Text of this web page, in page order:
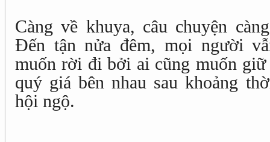
Càng về khuya, câu chuyện
Đến tận nửa đêm, mọi người
muốn rời đi bởi ai cũng muốn
quý giá bên nhau sau khoảng
hội ngộ.